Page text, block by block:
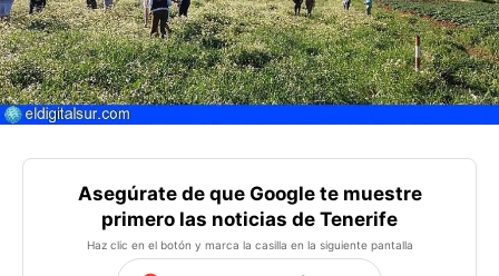
Asegúrate de que Google te muestre
primero las noticias de Tenerife
Haz clic en el botón y marca la casilla en la siguiente pantalla